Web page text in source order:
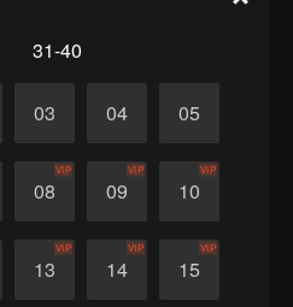
31-40
03 04 05
08
VIP
09
VIP
10
VIP
13
VIP
14
VIP
15
VIP